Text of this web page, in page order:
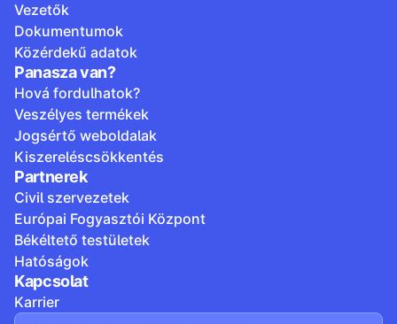
Vezetők
Dokumentumok
Közérdekű adatok
Panasza van?
Hová fordulhatok?
Veszélyes termékek
Jogsértő weboldalak
Kiszereléscsökkentés
Partnerek
Civil szervezetek
Európai Fogyasztói Központ
Békéltető testületek
Hatóságok
Kapcsolat
Karrier